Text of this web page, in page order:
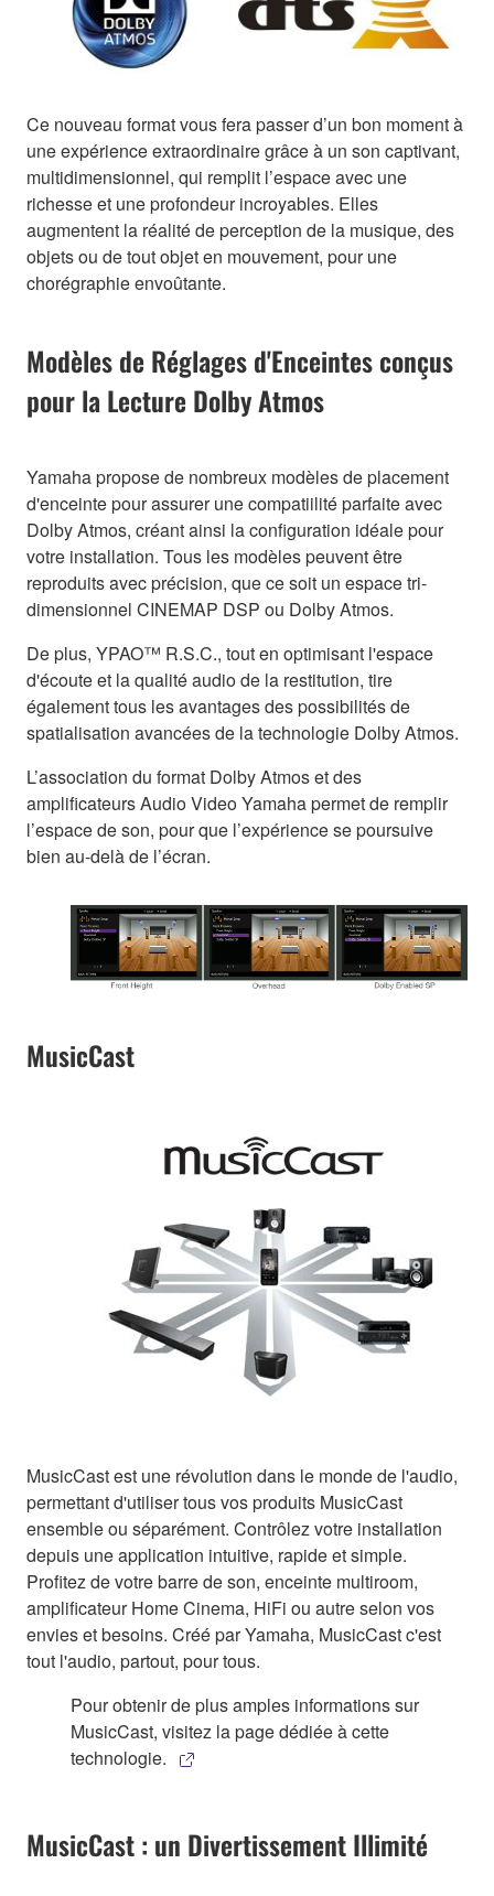
Ce nouveau format vous fera passer d’un bon moment à
une expérience extraordinaire grâce à un son captivant,
multidimensionnel, qui remplit l’espace avec une
richesse et une profondeur incroyables. Elles
augmentent la réalité de perception de la musique, des
objets ou de tout objet en mouvement, pour une
chorégraphie envoûtante.
Modèles de Réglages d'Enceintes conçus
pour la Lecture Dolby Atmos
Yamaha propose de nombreux modèles de placement
d'enceinte pour assurer une compatiilité parfaite avec
Dolby Atmos, créant ainsi la configuration idéale pour
votre installation. Tous les modèles peuvent être
reproduits avec précision, que ce soit un espace tri-
dimensionnel CINEMAP DSP ou Dolby Atmos.
De plus, YPAO™ R.S.C., tout en optimisant l'espace
d'écoute et la qualité audio de la restitution, tire
également tous les avantages des possibilités de
spatialisation avancées de la technologie Dolby Atmos.
L’association du format Dolby Atmos et des
amplificateurs Audio Video Yamaha permet de remplir
l’espace de son, pour que l’expérience se poursuive
bien au-delà de l’écran.
MusicCast
MusicCast est une révolution dans le monde de l'audio,
permettant d'utiliser tous vos produits MusicCast
ensemble ou séparément. Contrôlez votre installation
depuis une application intuitive, rapide et simple.
Profitez de votre barre de son, enceinte multiroom,
amplificateur Home Cinema, HiFi ou autre selon vos
envies et besoins. Créé par Yamaha, MusicCast c'est
tout l'audio, partout, pour tous.
Pour obtenir de plus amples informations sur
MusicCast, visitez la page dédiée à cette
technologie.
MusicCast : un Divertissement Illimité